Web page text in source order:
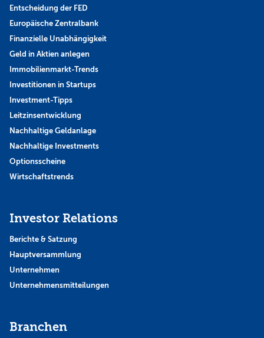
Entscheidung der FED
Europäische Zentralbank
Finanzielle Unabhängigkeit
Geld in Aktien anlegen
Immobilienmarkt-Trends
Investitionen in Startups
Investment-Tipps
Leitzinsentwicklung
Nachhaltige Geldanlage
Nachhaltige Investments
Optionsscheine
Wirtschaftstrends
Investor Relations
Berichte & Satzung
Hauptversammlung
Unternehmen
Unternehmensmitteilungen
Branchen